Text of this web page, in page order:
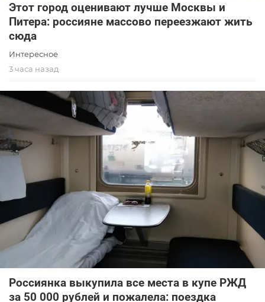
Этот город оценивают лучше Москвы и
Питера: россияне массово переезжают жить
сюда
Интересное
3 часа назад
Россиянка выкупила все места в купе РЖД
за 50 000 рублей и пожалела: поездка